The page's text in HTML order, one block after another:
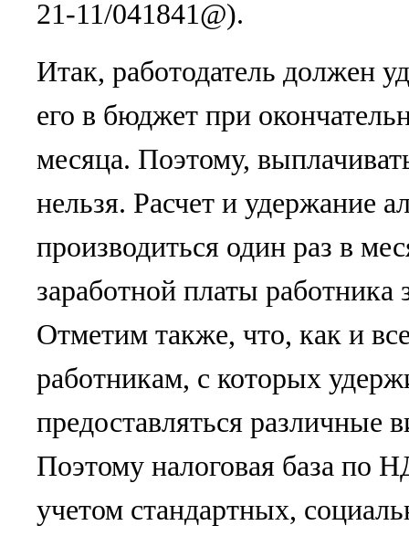
21-11/041841@).
Итак, работодатель должен
его в бюджет при
месяца. Поэтому,
нельзя. Расчет и удержание
производиться один раз в
заработной платы
Отметим также, что, как и
работникам, с которых
предоставляться различные
Поэтому налоговая база по
учетом стандартных,